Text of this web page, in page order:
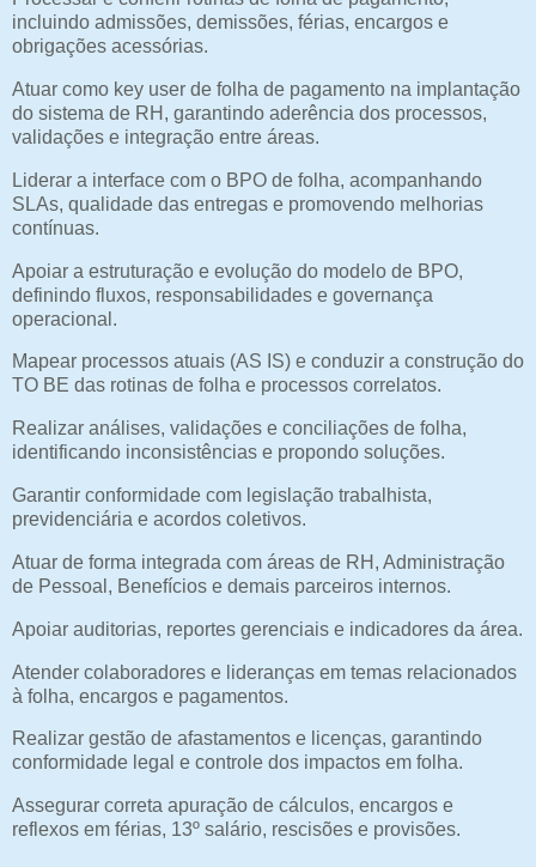
incluindo admissões, demissões, férias, encargos e
obrigações acessórias.
Atuar como key user de folha de pagamento na implantação
do sistema de RH, garantindo aderência dos processos,
validações e integração entre áreas.
Liderar a interface com o BPO de folha, acompanhando
SLAs, qualidade das entregas e promovendo melhorias
contínuas.
Apoiar a estruturação e evolução do modelo de BPO,
definindo fluxos, responsabilidades e governança
operacional.
Mapear processos atuais (AS IS) e conduzir a construção do
TO BE das rotinas de folha e processos correlatos.
Realizar análises, validações e conciliações de folha,
identificando inconsistências e propondo soluções.
Garantir conformidade com legislação trabalhista,
previdenciária e acordos coletivos.
Atuar de forma integrada com áreas de RH, Administração
de Pessoal, Benefícios e demais parceiros internos.
Apoiar auditorias, reportes gerenciais e indicadores da área.
Atender colaboradores e lideranças em temas relacionados
à folha, encargos e pagamentos.
Realizar gestão de afastamentos e licenças, garantindo
conformidade legal e controle dos impactos em folha.
Assegurar correta apuração de cálculos, encargos e
reflexos em férias, 13º salário, rescisões e provisões.